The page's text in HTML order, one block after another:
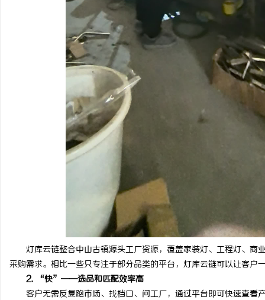
灯库云链整合中山古镇源头工厂资源，覆盖家装灯、工程灯、商
采购需求。相比一些只专注于部分品类的平台，灯库云链可以让客户
2. “快”——选品和匹配效率高
客户无需反复跑市场、找档口、问工厂，通过平台即可快速查看